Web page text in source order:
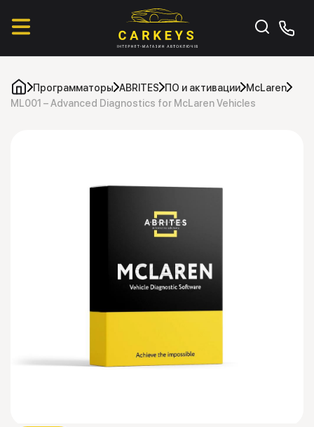
Программаторы ABRITES ПО и активации
McLaren
ML001 – Advanced Diagnostics for McLaren Vehicles